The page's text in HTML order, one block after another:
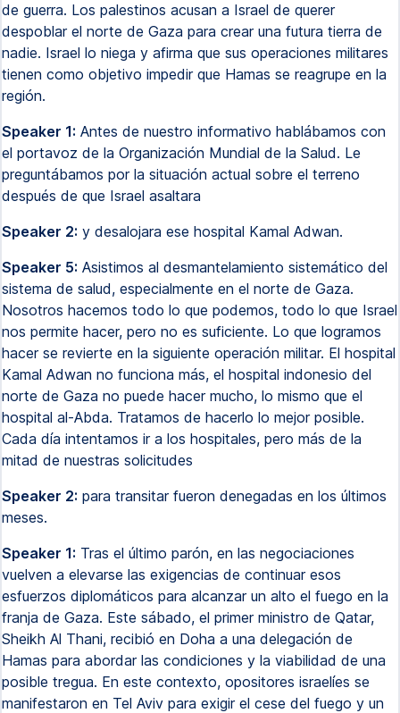
de guerra. Los palestinos acusan a Israel de querer
despoblar el norte de Gaza para crear una futura tierra de
nadie. Israel lo niega y afirma que sus operaciones militares
tienen como objetivo impedir que Hamas se reagrupe en la
región.
Speaker 1: Antes de nuestro informativo hablábamos con
el portavoz de la Organización Mundial de la Salud. Le
preguntábamos por la situación actual sobre el terreno
después de que Israel asaltara
Speaker 2: y desalojara ese hospital Kamal Adwan.
Speaker 5: Asistimos al desmantelamiento sistemático del
sistema de salud, especialmente en el norte de Gaza.
Nosotros hacemos todo lo que podemos, todo lo que Israel
nos permite hacer, pero no es suficiente. Lo que logramos
hacer se revierte en la siguiente operación militar. El hospital
Kamal Adwan no funciona más, el hospital indonesio del
norte de Gaza no puede hacer mucho, lo mismo que el
hospital al-Abda. Tratamos de hacerlo lo mejor posible.
Cada día intentamos ir a los hospitales, pero más de la
mitad de nuestras solicitudes
Speaker 2: para transitar fueron denegadas en los últimos
meses.
Speaker 1: Tras el último parón, en las negociaciones
vuelven a elevarse las exigencias de continuar esos
esfuerzos diplomáticos para alcanzar un alto el fuego en la
franja de Gaza. Este sábado, el primer ministro de Qatar,
Sheikh Al Thani, recibió en Doha a una delegación de
Hamas para abordar las condiciones y la viabilidad de una
posible tregua. En este contexto, opositores israelíes se
manifestaron en Tel Aviv para exigir el cese del fuego y un